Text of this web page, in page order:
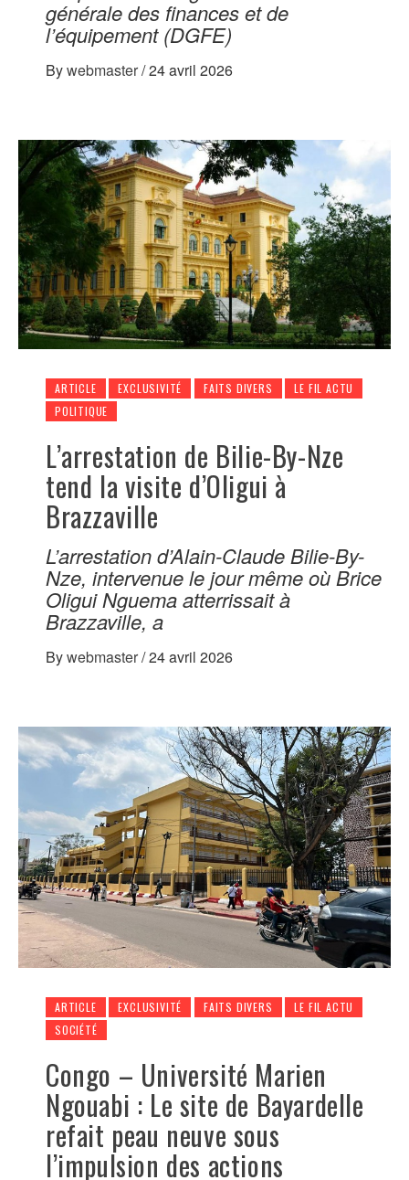
générale des finances et de
l’équipement (DGFE)
Bywebmaster/24 avril 2026
ARTICLE EXCLUSIVITÉ FAITS DIVERS
LE FIL ACTU
POLITIQUE
L’arrestation de Bilie-By-Nze
tend la visite d’Oligui à
Brazzaville
L’arrestation d’Alain-Claude Bilie-By-
Nze, intervenue le jour même où Brice
Oligui Nguema atterrissait à
Brazzaville, a
Bywebmaster/24 avril 2026
ARTICLE EXCLUSIVITÉ FAITS DIVERS
LE FIL ACTU
SOCIÉTÉ
Congo – Université Marien
Ngouabi : Le site de Bayardelle
refait peau neuve sous
l’impulsion des actions